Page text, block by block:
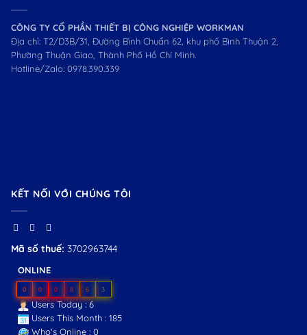
CÔNG TY CỔ PHẦN THIẾT BỊ CÔNG NGHIỆP WORKMAN
Địa chỉ: T2/D3B/31, Đường Bình Chuẩn 62, khu phố Bình Thuận 2,
Phường Thuận Giao, Thành Phố Hồ Chí Minh.
Hotline/Zalo: 0978.390.339
KẾT NỐI VỚI CHÚNG TÔI
Mã số thuế: 3702963744
ONLINE
0 0 0 8 6 3
Users Today : 6
Users This Month : 185
Who's Online : 0